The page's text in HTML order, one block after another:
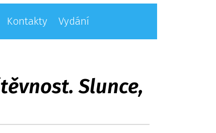
Kontakty Vydání
Slunce,